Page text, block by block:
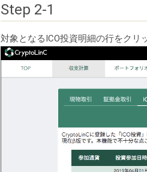
Step 2-1
対象となるICO投資明細の行をクリ